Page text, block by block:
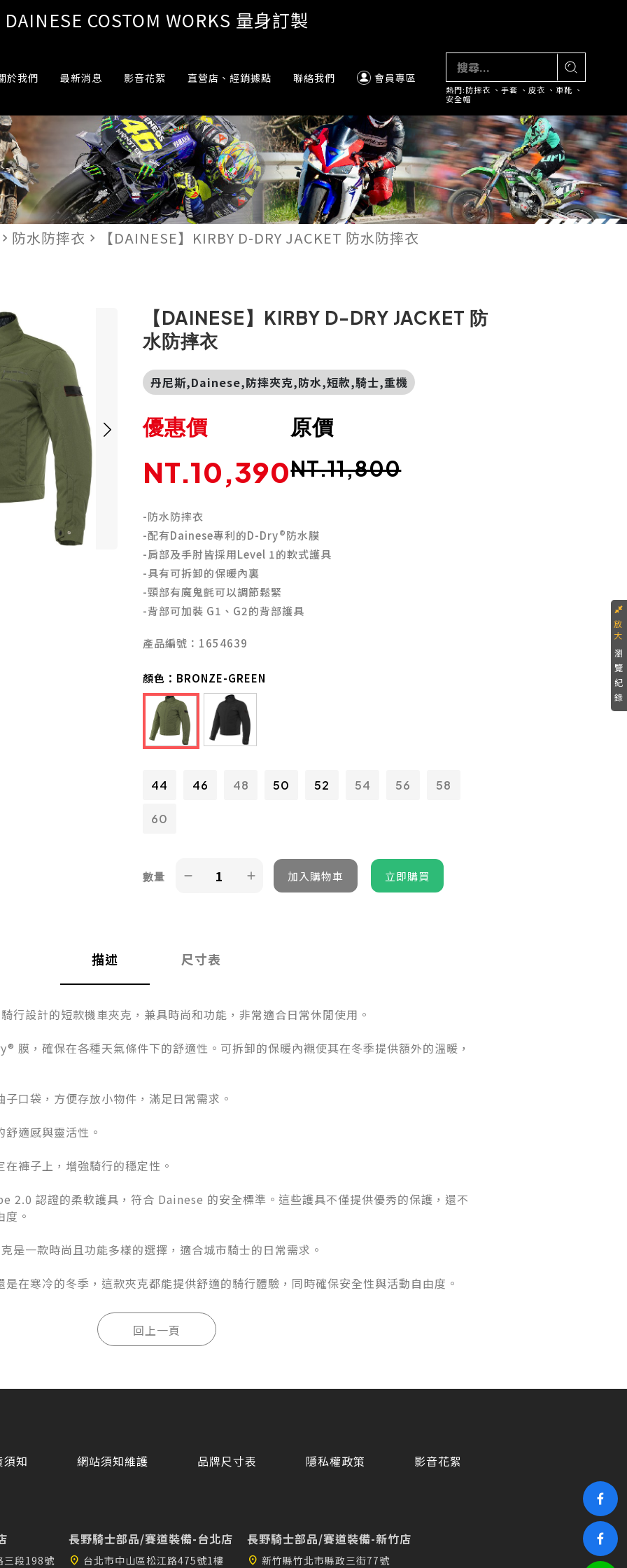
DAINESE COSTOM WORKS 量身訂製
於我們 最新消息 影音花絮 直營店、經銷據點 聯絡我們 會員專區
熱門:防摔衣 、手套 、 皮衣 、車靴 、
安全帽
防水防摔衣 navigate_next 【DAINESE】KIRBY D-DRY JACKET 防水防摔衣
【DAINESE】KIRBY D-DRY JACKET 防
水防摔衣
丹尼斯,Dainese,防摔夾克,防水,短款,騎士,重機
原價
NT.11,800
優惠價
NT.10,390
-防水防摔衣
-配有Dainese專利的D-Dry®防水膜
-肩部及手肘皆採用Level 1的軟式護具
-具有可拆卸的保暖內裏
-頸部有魔鬼氈可以調節鬆緊
-背部可加裝 G1、G2的背部護具
產品編號：1654639
顏色： BRONZE-GREEN
44 46 48 50 52 54 56 58
60
數量
描述 尺寸表
行設計的短款機車夾克，兼具時尚和功能，非常適合日常休閒使用。
膜，確保在各種天氣條件下的舒適性。可拆卸的保暖內襯使其在冬季提供額外的溫暖，
口袋，方便存放小物件，滿足日常需求。
適感與靈活性。
褲子上，增強騎行的穩定性。
2.0 認證的柔軟護具，符合 Dainese 的安全標準。這些護具不僅提供優秀的保護，還不
。
是一款時尚且功能多樣的選擇，適合城市騎士的日常需求。
在寒冷的冬季，這款夾克都能提供舒適的騎行體驗，同時確保安全性與活動自由度。
瀏
覽
紀
錄
須知 網站須知維護 品牌尺寸表 隱私權政策 影音花絮
三段198號
長野騎士部品/賽道裝備-台北店
location_on 台北市中山區松江路475號1樓
長野騎士部品/賽道裝備-新竹店
location_on 新竹縣竹北市縣政三街77號